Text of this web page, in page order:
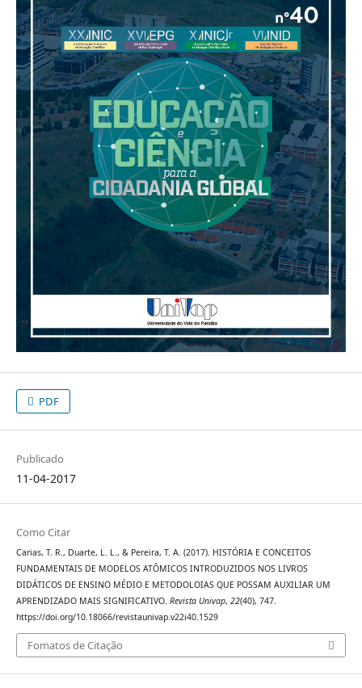
PDF
Publicado
11-04-2017
Como Citar
Carias, T. R., Duarte, L. L., & Pereira, T. A. (2017). HISTÓRIA E CONCEITOS
FUNDAMENTAIS DE MODELOS ATÔMICOS INTRODUZIDOS NOS LIVROS
DIDÁTICOS DE ENSINO MÉDIO E METODOLOIAS QUE POSSAM AUXILIAR UM
APRENDIZADO MAIS SIGNIFICATIVO. Revista Univap, 22(40), 747.
https://doi.org/10.18066/revistaunivap.v22i40.1529
Fomatos de Citação